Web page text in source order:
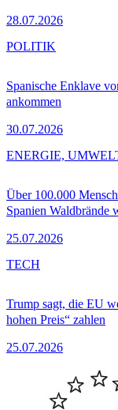
28.07.2026
Spanische Enklave
ankommen
30.07.2026
POLITIK
Über 100.000
Spanien Waldbrände
25.07.2026
ENERGIE,
Trump sagt, die EU
hohen Preis“ zahlen
25.07.2026
TECH